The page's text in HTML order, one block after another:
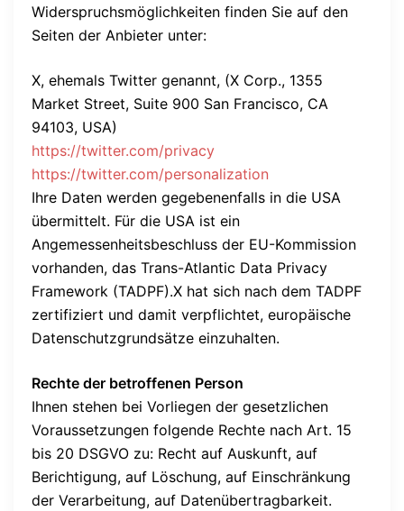
Widerspruchsmöglichkeiten finden Sie auf den
Seiten der Anbieter unter:
X, ehemals Twitter genannt, (X Corp., 1355
Market Street, Suite 900 San Francisco, CA
94103, USA)
https://twitter.com/privacy
https://twitter.com/personalization
Ihre Daten werden gegebenenfalls in die USA
übermittelt. Für die USA ist ein
Angemessenheitsbeschluss der EU-Kommission
vorhanden, das Trans-Atlantic Data Privacy
Framework (TADPF).X hat sich nach dem TADPF
zertifiziert und damit verpflichtet, europäische
Datenschutzgrundsätze einzuhalten.
Rechte der betroffenen Person
Ihnen stehen bei Vorliegen der gesetzlichen
Voraussetzungen folgende Rechte nach Art. 15
bis 20 DSGVO zu: Recht auf Auskunft, auf
Berichtigung, auf Löschung, auf Einschränkung
der Verarbeitung, auf Datenübertragbarkeit.